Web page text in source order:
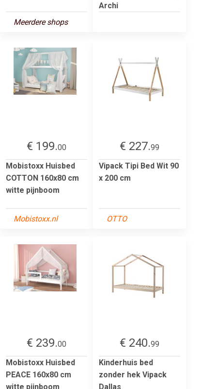
Meerdere shops
Archi
€ 199.00
Mobistoxx Huisbed
COTTON 160x80 cm
witte pijnboom
Mobistoxx.nl
€ 227.99
Vipack Tipi Bed Wit 90
x 200 cm
OTTO
€ 239.00
Mobistoxx Huisbed
PEACE 160x80 cm
witte pijnboom
€ 240.99
Kinderhuis bed
zonder hek Vipack
Dallas